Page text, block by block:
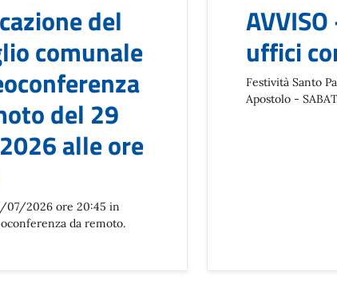
del
comunale
del 29
alle ore
07/2026 ore 20:45 in
da remoto.
uffici
Festività Santo
Apostolo -